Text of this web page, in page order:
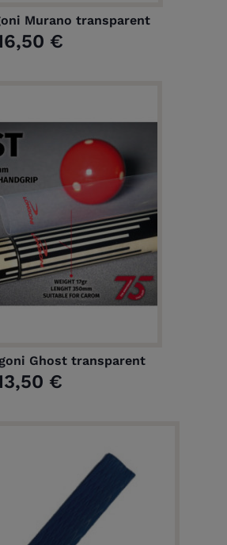
Murano transparent
€
Ghost transparent
€